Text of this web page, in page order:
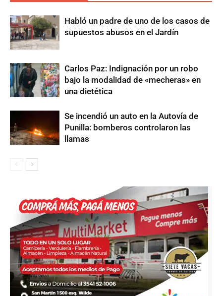
Habló un padre de uno de los casos de
supuestos abusos en el Jardín
Carlos Paz: Indignación por un robo
bajo la modalidad de «mecheras» en
una dietética
Se incendió un auto en la Autovía de
Punilla: bomberos controlaron las
llamas